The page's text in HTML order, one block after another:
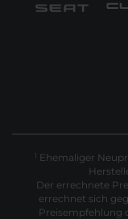
1 Ehemaliger
Der errechnete
errechnet sich
Preisempfehlung